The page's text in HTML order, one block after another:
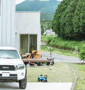
記事を
探す
LL
HOUSE
LINE-